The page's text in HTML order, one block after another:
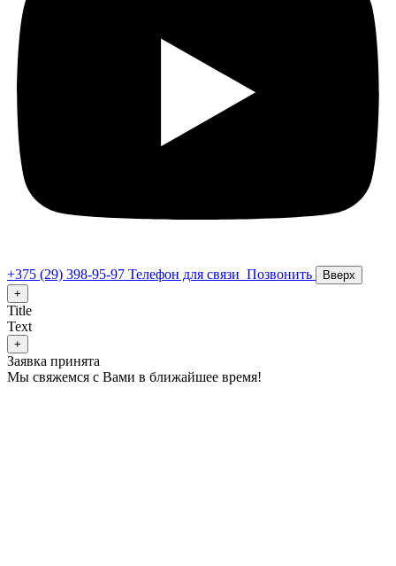
+375 (29) 398-95-97 Телефон для связи Позвонить
Вверх
+
Title
Text
+
Заявка принята
Мы свяжемся с Вами в ближайшее время!